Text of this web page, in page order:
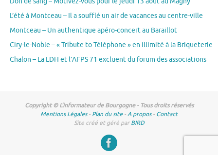
L’été à Montceau – Il a soufflé un air de vacances au centre-ville
Montceau – Un authentique apéro-concert au Baraillot
Ciry-le-Noble – « Tribute to Téléphone » en illimité à la Briqueterie
Chalon – La LDH et l’AFPS 71 excluent du forum des associations
Copyright © L'informateur de Bourgogne - Tous droits réservés
Mentions Légales- Plan du site -A propos- Contact
Site créé et géré parBIRD